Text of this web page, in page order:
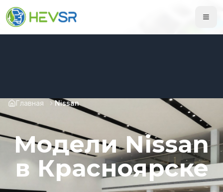
Главная Nissan
Модели Nissan
в Красноярске